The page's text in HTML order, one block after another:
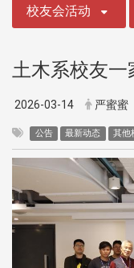
校友会活动
土木系校友
2026-03-14 严蜜蜜
公告 最新动态 其他